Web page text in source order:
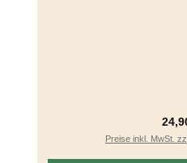
Preise inkl. MwSt.